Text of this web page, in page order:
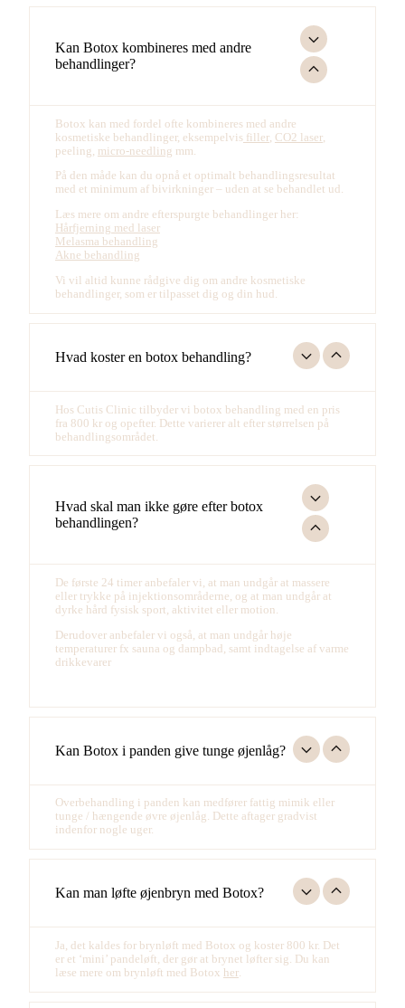
Kan Botox kombineres med andre
behandlinger?
Botox kan med fordel ofte kombineres med andre
kosmetiske behandlinger, eksempelvisfiller, CO2 laser,
peeling, micro-needling mm.
På den måde kan du opnå et optimalt behandlingsresultat
med et minimum af bivirkninger – uden at se behandlet ud.
Læs mere om andre efterspurgte behandlinger her:
Hårfjerning med laser
Melasma behandling
Akne behandling
Vi vil altid kunne rådgive dig om andre kosmetiske
behandlinger, som er tilpasset dig og din hud.
Hvad koster en botox behandling?
Hos Cutis Clinic tilbyder vi botox behandling med en pris
fra 800 kr og opefter. Dette varierer alt efter størrelsen på
behandlingsområdet.
Hvad skal man ikke gøre efter botox
behandlingen?
De første 24 timer anbefaler vi, at man undgår at massere
eller trykke på injektionsområderne, og at man undgår at
dyrke hård fysisk sport, aktivitet eller motion.
Derudover anbefaler vi også, at man undgår høje
temperaturer fx sauna og dampbad, samt indtagelse af varme
drikkevarer
Kan Botox i panden give tunge øjenlåg?
Overbehandling i panden kan medfører fattig mimik eller
tunge / hængende øvre øjenlåg. Dette aftager gradvist
indenfor nogle uger.
Kan man løfte øjenbryn med Botox?
Ja, det kaldes for brynløft med Botox og koster 800 kr. Det
er et ‘mini’ pand e løft, der gør at brynet løfter sig. Du kan
læse mere om brynløft med Botox her.